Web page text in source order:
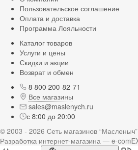
Пользовательское соглашение
Оплата и доставка
Программа Лояльности
Каталог товаров
Услуги и цены
Скидки и акции
Возврат и обмен
8 800 200-82-71
Все магазины
sales@maslenych.ru
с 8:00 до 20:00
© 2003 - 2026 Сеть магазинов “Масленыч”
Разработка интернет-магазина — e-